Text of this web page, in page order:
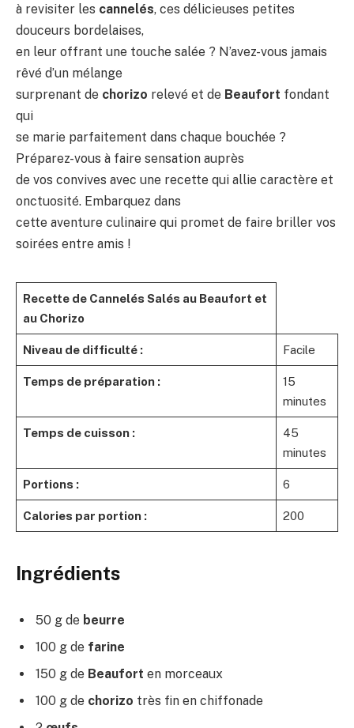
à revisiter les cannelés, ces délicieuses petites
douceurs bordelaises,
en leur offrant une touche salée ? N’avez-vous jamais
rêvé d’un mélange
surprenant de chorizo relevé et de Beaufort fondant
qui
se marie parfaitement dans chaque bouchée ?
Préparez-vous à faire sensation auprès
de vos convives avec une recette qui allie caractère et
onctuosité. Embarquez dans
cette aventure culinaire qui promet de faire briller vos
soirées entre amis !
Recette de Cannelés Salés au Beaufort et
au Chorizo
Niveau de difficulté : Facile
Temps de préparation :
15
minutes
Temps de cuisson :
45
minutes
Portions : 6
Calories par portion : 200
Ingrédients
50 g de beurre
100 g de farine
150 g de Beaufort en morceaux
100 g de chorizo très fin en chiffonade